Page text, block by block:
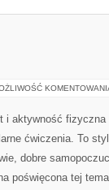
i aktywność
ćwiczenia. To
dobre
poświęcona tej